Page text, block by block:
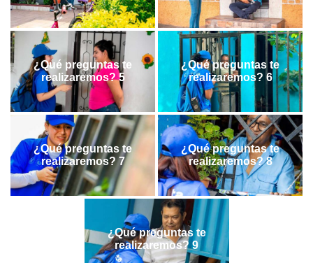
¿Qué preguntas te
realizaremos? 5
¿Qué preguntas te
realizaremos? 6
¿Qué preguntas te
realizaremos? 7
¿Qué preguntas te
realizaremos? 8
¿Qué preguntas te
realizaremos? 9